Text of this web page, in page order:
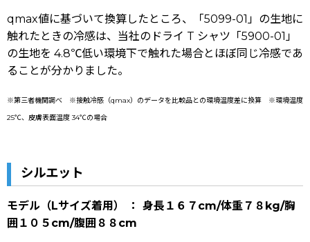
qmax値に基づいて換算したところ、「5099-01」の生地に
触れたときの冷感は、当社のドライ T シャツ「5900-01」
の生地を 4.8℃低い環境下で触れた場合とほぼ同じ冷感であ
ることが分かりました。
※第三者機関調べ ※接触冷感（qmax）のデータを比較品との環境温度差に換算 ※環境温度
25℃、皮膚表面温度 34℃の場合
シルエット
モデル（Lサイズ着用） ： 身長１６７cm/体重７８kg/胸
囲１０５cm/腹囲８８cm